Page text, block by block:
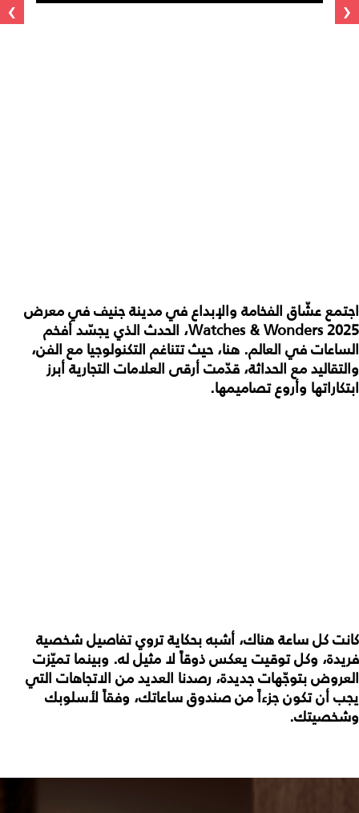
‹
›
اجتمع عشّاق الفخامة والإبداع في مدينة جنيف في معرض
Watches & Wonders 2025، الحدث الذي يجسّد أفخم
الساعات في العالم. هنا، حيث تتناغم التكنولوجيا مع الفن،
والتقاليد مع الحداثة، قدّمت أرقى العلامات التجارية أبرز
ابتكاراتها وأروع تصاميمها.
كانت كل ساعة هناك، أشبه بحكاية تروي تفاصيل شخصية
فريدة، وكل توقيت يعكس ذوقاً لا مثيل له. وبينما تميّزت
العروض بتوجّهات جديدة، رصدنا العديد من الاتجاهات التي
يجب أن تكون جزءاً من صندوق ساعاتك، وفقاً لأسلوبك
وشخصيتك.